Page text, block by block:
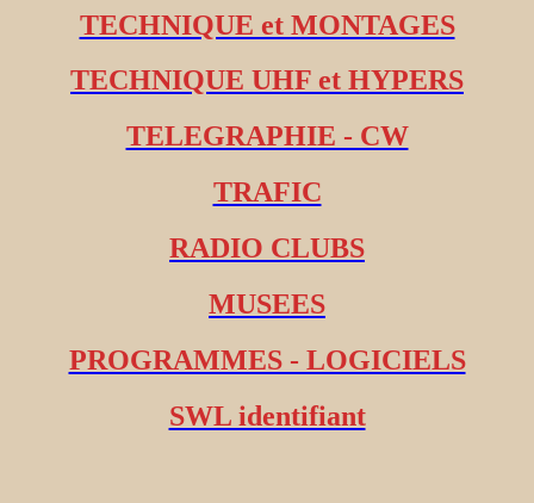
TECHNIQUE et MONTAGES
TECHNIQUE UHF et HYPERS
TELEGRAPHIE - CW
TRAFIC
RADIO CLUBS
MUSEES
PROGRAMMES - LOGICIELS
SWL identifiant